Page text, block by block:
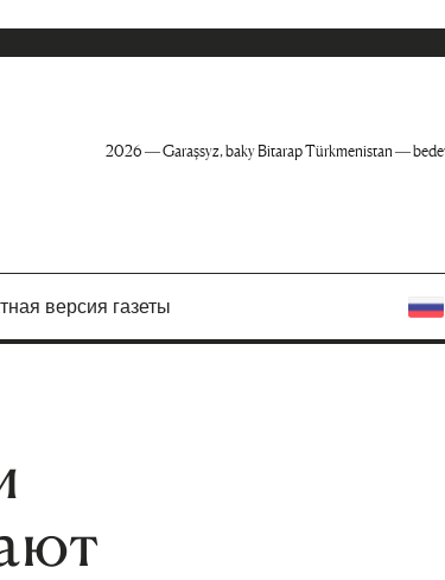
2026 — Garaşsyz, baky Bitarap Türkmenistan —
версия газеты